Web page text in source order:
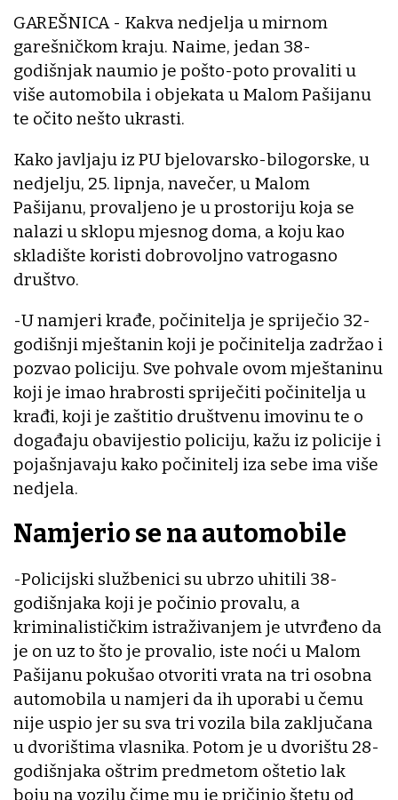
GAREŠNICA - Kakva nedjelja u mirnom
garešničkom kraju. Naime, jedan 38-
godišnjak naumio je pošto-poto provaliti u
više automobila i objekata u Malom Pašijanu
te očito nešto ukrasti.
Kako javljaju iz PU bjelovarsko-bilogorske, u
nedjelju, 25. lipnja, navečer, u Malom
Pašijanu, provaljeno je u prostoriju koja se
nalazi u sklopu mjesnog doma, a koju kao
skladište koristi dobrovoljno vatrogasno
društvo.
-U namjeri krađe, počinitelja je spriječio 32-
godišnji mještanin koji je počinitelja zadržao i
pozvao policiju. Sve pohvale ovom mještaninu
koji je imao hrabrosti spriječiti počinitelja u
krađi, koji je zaštitio društvenu imovinu te o
događaju obavijestio policiju, kažu iz policije i
pojašnjavaju kako počinitelj iza sebe ima više
nedjela.
Namjerio se na automobile
-Policijski službenici su ubrzo uhitili 38-
godišnjaka koji je počinio provalu, a
kriminalističkim istraživanjem je utvrđeno da
je on uz to što je provalio, iste noći u Malom
Pašijanu pokušao otvoriti vrata na tri osobna
automobila u namjeri da ih uporabi u čemu
nije uspio jer su sva tri vozila bila zaključana
u dvorištima vlasnika. Potom je u dvorištu 28-
godišnjaka oštrim predmetom oštetio lak
boju na vozilu čime mu je pričinio štetu od